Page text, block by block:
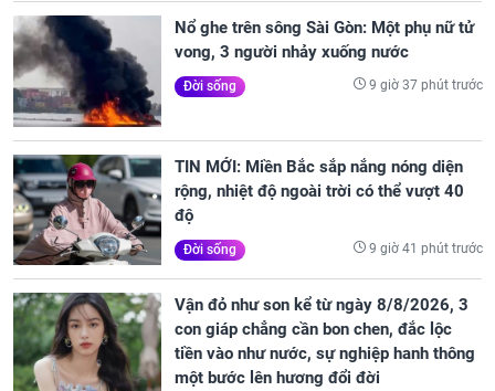
Nổ ghe trên sông Sài Gòn: Một phụ nữ tử
vong, 3 người nhảy xuống nước
Đời sống 9 giờ 37 phút trước
TIN MỚI: Miền Bắc sắp nắng nóng diện
rộng, nhiệt độ ngoài trời có thể vượt 40
độ
Đời sống 9 giờ 41 phút trước
Vận đỏ như son kể từ ngày 8/8/2026, 3
con giáp chẳng cần bon chen, đắc lộc
tiền vào như nước, sự nghiệp hanh thông
một bước lên hương đổi đời